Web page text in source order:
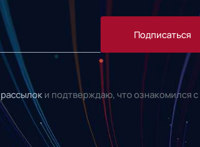
Подписаться
рассылок и подтверждаю, что ознакомился с